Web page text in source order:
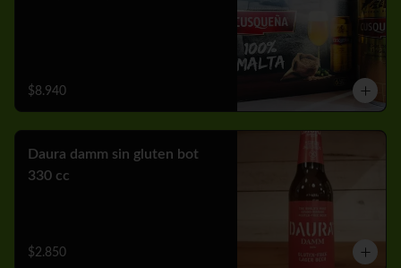
$8.940
Daura damm sin gluten bot
330 cc
$2.850